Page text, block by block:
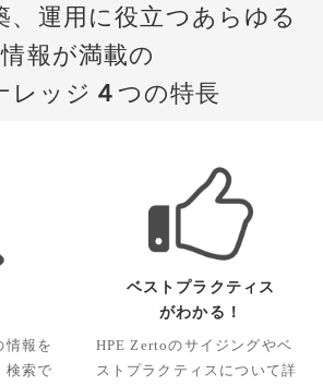
、運用に役立つあらゆる
情報が満載の
レッジ ４ つの特長
情報を
検索で
ベストプラクティス
がわかる！
HPE Zertoのサイジングやベ
ストプラクティスについて詳